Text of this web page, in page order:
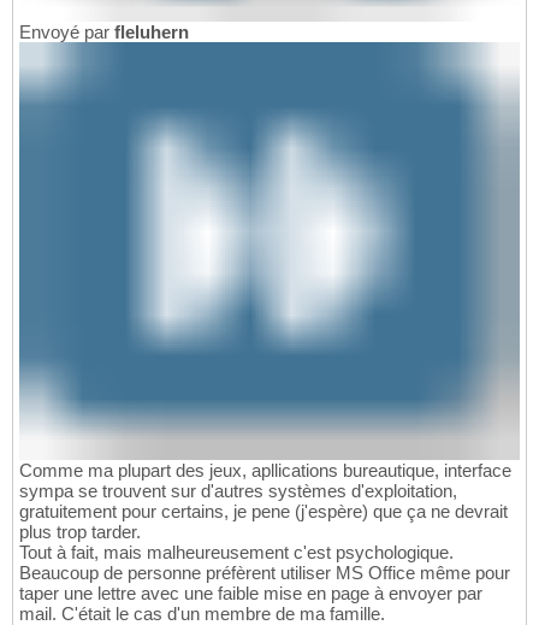
Envoyé par fleluhern
Comme ma plupart des jeux, apllications bureautique, interface
sympa se trouvent sur d'autres systèmes d'exploitation,
gratuitement pour certains, je pene (j'espère) que ça ne devrait
plus trop tarder.
Tout à fait, mais malheureusement c'est psychologique.
Beaucoup de personne préfèrent utiliser MS Office même pour
taper une lettre avec une faible mise en page à envoyer par
mail. C'était le cas d'un membre de ma famille.